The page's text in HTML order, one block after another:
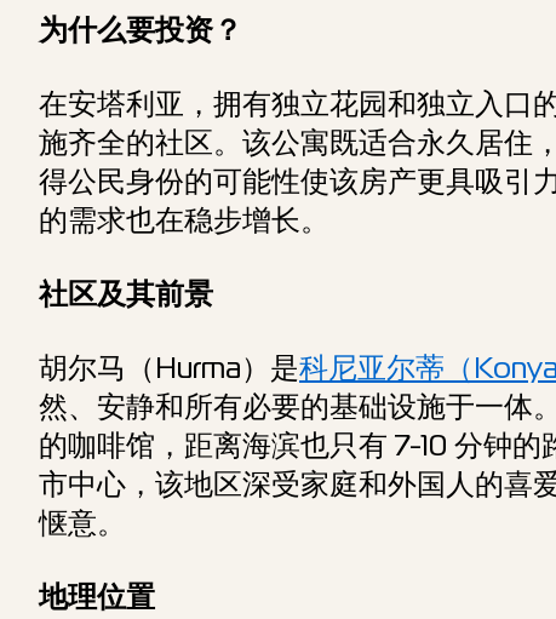
为什么要投资？
在安塔利亚，拥有独立花园和独立入口
施齐全的社区。该公寓既适合永久居住
得公民身份的可能性使该房产更具吸引
的需求也在稳步增长。
社区及其前景
胡尔马（Hurma）是科尼亚尔蒂（
然、安静和所有必要的基础设施于一体
的咖啡馆，距离海滨也只有 7-10 分钟
市中心，该地区深受家庭和外国人的喜
惬意。
地理位置